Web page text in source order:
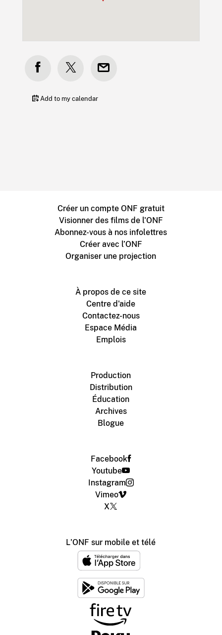
Add to my calendar
Créer un compte ONF gratuit
Visionner des films de l'ONF
Abonnez-vous à nos infolettres
Créer avec l’ONF
Organiser une projection
À propos de ce site
Centre d'aide
Contactez-nous
Espace Média
Emplois
Production
Distribution
Éducation
Archives
Blogue
Facebook
Youtube
Instagram
Vimeo
X
L'ONF sur mobile et télé